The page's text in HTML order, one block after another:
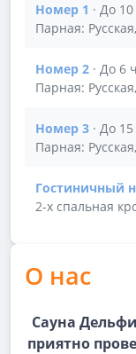
Номер 1 · До
Парная:
Показать
Номер 2 · До 6
Парная:
Показать
Номер 3 · До
Парная:
Показать
Гостиничный
2-х спальная
Показать
О нас
Сауна
приятно